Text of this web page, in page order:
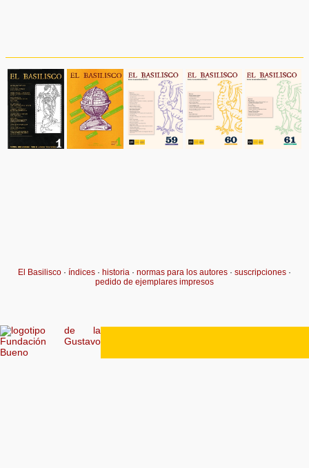
El Basilisco · índices · historia · normas para los autores · suscripciones ·
pedido de ejemplares impresos